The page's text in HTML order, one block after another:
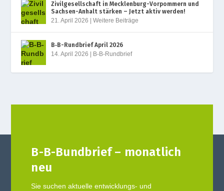
Zivilgesellschaft in Mecklenburg-Vorpommern und
Sachsen-Anhalt stärken – Jetzt aktiv werden!
21. April 2026
|Weitere Beiträge
B‑B-Rundbrief April 2026
14. April 2026
B-B-Rundbrief
B-B-Bundbrief – monatlich
neu
Sie suchen aktuelle entwicklungs- und